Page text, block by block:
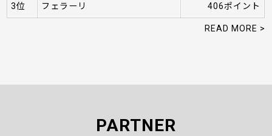
3位 フェラーリ 406ポイント
READ MORE >
PARTNER